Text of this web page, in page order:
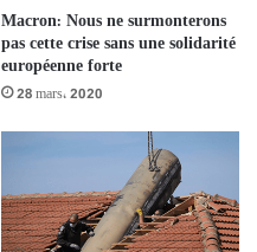
Macron: Nous ne surmonterons
pas cette crise sans une solidarité
européenne forte
28 mars، 2020